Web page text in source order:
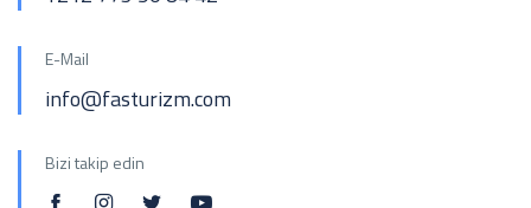
E-Mail
info@fasturizm.com
Bizi takip edin